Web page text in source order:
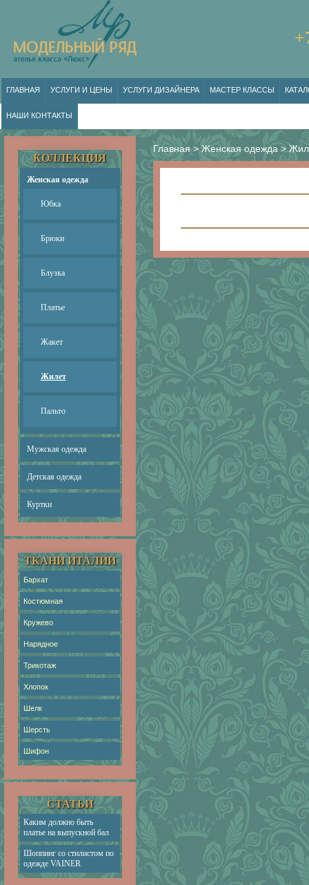
ГЛАВНАЯ УСЛУГИ И ЦЕНЫ УСЛУГИ ДИЗАЙНЕРА МАСТЕР КЛАССЫ
НАШИ КОНТАКТЫ
КОЛЛЕКЦИЯ
Женская одежда
Юбка
Брюки
Блузка
Платье
Жакет
Жилет
Пальто
Мужская одежда
Детская одежда
Куртки
ТКАНИ ИТАЛИИ
Бархат
Костюмная
Кружево
Нарядное
Трикотаж
Хлопок
Шелк
Шерсть
Шифон
СТАТЬИ
Каким должно быть
платье на выпускной бал
Шоппинг со стилистом по
одежде VAINER
Главная>Женская одежда >